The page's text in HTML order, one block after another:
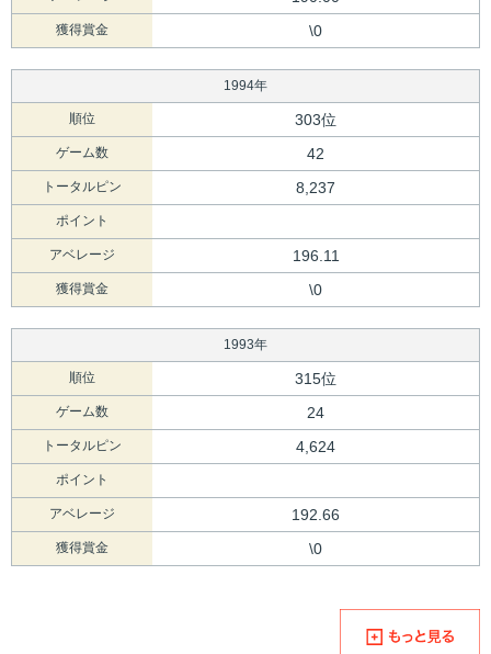
獲得賞金 \0
1994年
順位 303位
ゲーム数 42
トータルピン 8,237
ポイント
アベレージ 196.11
獲得賞金 \0
1993年
順位 315位
ゲーム数 24
トータルピン 4,624
ポイント
アベレージ 192.66
獲得賞金 \0